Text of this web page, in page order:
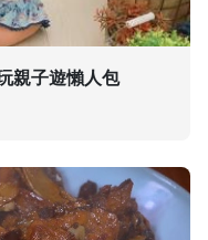
親子遊懶人包